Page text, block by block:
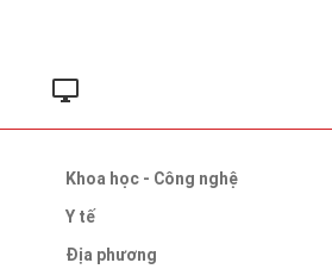
Khoa học - Công nghệ
Y tế
Địa phương